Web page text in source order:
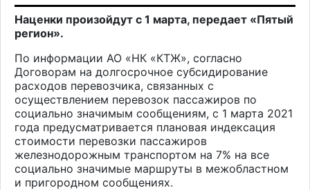
Наценки произойдут с 1 марта, передает «Пятый
регион».
По информации АО «НК «КТЖ», согласно
Договорам на долгосрочное субсидирование
расходов перевозчика, связанных с
осуществлением перевозок пассажиров по
социально значимым сообщениям, с 1 марта 2021
года предусматривается плановая индексация
стоимости перевозки пассажиров
железнодорожным транспортом на 7% на все
социально значимые маршруты в межобластном
и пригородном сообщениях.